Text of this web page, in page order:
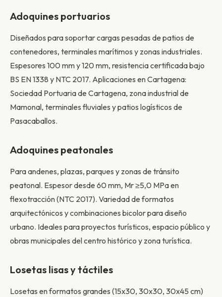
Adoquines portuarios
Diseñados para soportar cargas pesadas de patios de
contenedores, terminales marítimos y zonas industriales.
Espesores 100 mm y 120 mm, resistencia certificada bajo
BS EN 1338 y NTC 2017. Aplicaciones en Cartagena:
Sociedad Portuaria de Cartagena, zona industrial de
Mamonal, terminales fluviales y patios logísticos de
Pasacaballos.
Adoquines peatonales
Para andenes, plazas, parques y zonas de tránsito
peatonal. Espesor desde 60 mm, Mr ≥5,0 MPa en
flexotracción (NTC 2017). Variedad de formatos
arquitectónicos y combinaciones bicolor para diseño
urbano. Ideales para proyectos turísticos, espacio público y
obras municipales del centro histórico y zona turística.
Losetas lisas y táctiles
Losetas en formatos grandes (15x30, 30x30, 30x45 cm)